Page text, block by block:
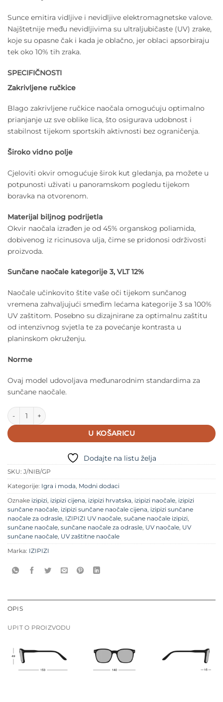
Sunce emitira vidljive i nevidljive elektromagnetske valove.
Najštetnije među nevidljivima su ultraljubičaste (UV) zrake,
koje su opasne čak i kada je oblačno, jer oblaci apsorbiraju
tek oko 10% tih zraka.
SPECIFIČNOSTI
Zakrivljene ručkice
Blago zakrivljene ručkice naočala omogućuju optimalno
prianjanje uz sve oblike lica, što osigurava udobnost i
stabilnost tijekom sportskih aktivnosti bez ograničenja.
Široko vidno polje
Cjeloviti okvir omogućuje širok kut gledanja, pa možete u
potpunosti uživati u panoramskom pogledu tijekom
boravka na otvorenom.
Materijal biljnog podrijetla
Okvir naočala izrađen je od 45% organskog poliamida,
dobivenog iz ricinusova ulja, čime se pridonosi održivosti
proizvoda.
Sunčane naočale kategorije 3, VLT 12%
Naočale učinkovito štite vaše oči tijekom sunčanog
vremena zahvaljujući smeđim lećama kategorije 3 sa 100%
UV zaštitom. Posebno su dizajnirane za optimalnu zaštitu
od intenzivnog svjetla te za povećanje kontrasta u
planinskom okruženju.
Norme
Ovaj model udovoljava međunarodnim standardima za
sunčane naočale.
IZIPIZI Sunčane naočale za odrasle - #JOURNEY - Polarizirane -
U KOŠARICU
Dodajte na listu želja
SKU: J/NIB/GP
Kategorije: Igra i moda, Modni dodaci
Oznake izipizi, izipizi cijena, izipizi hrvatska, izipizi naočale, izipizi
sunčane naočale, izipizi sunčane naočale cijena, izipizi sunčane
naočale za odrasle, IZIPIZI UV naočale, sučane naočale izipizi,
sunčane naočale, sunčane naočale za odrasle, UV naočale, UV
sunčane naočale, UV zaštitne naočale
Marka: IZIPIZI
OPIS
UPIT O PROIZVODU